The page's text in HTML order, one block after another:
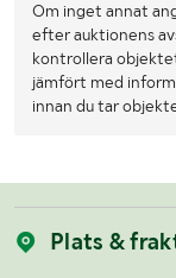
Om inget annat
efter auktionens
kontrollera
jämfört med
innan du tar
Plats &